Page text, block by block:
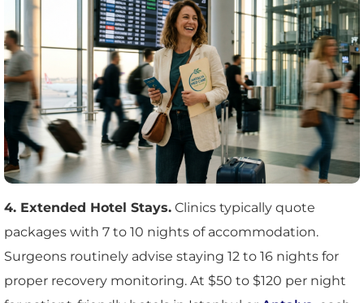
4. Extended Hotel Stays. Clinics typically quote
packages with 7 to 10 nights of accommodation.
Surgeons routinely advise staying 12 to 16 nights for
proper recovery monitoring. At $50 to $120 per night